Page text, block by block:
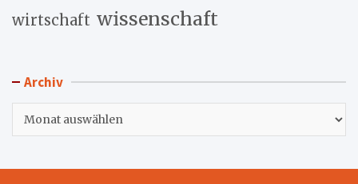
wirtschaft wissenschaft
Archiv